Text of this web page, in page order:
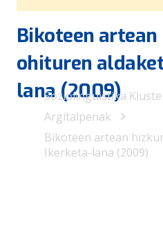
Bikoteen
ohituren
lana (2009)
Soziolinguistika
Argitalpenak
Bikoteen artean
Ikerketa-lana (2009)